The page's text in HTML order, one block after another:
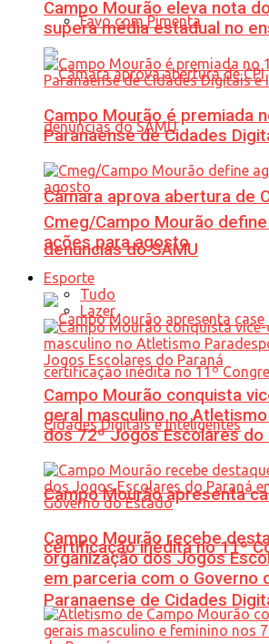
Favo com Pimenta
Câmara aprova abertura de
denúncias do SAMU
Campo Mourão apresenta
certificação inédita no 11º
Paranaense de Cidades
Campo Mourão eleva nota
supera média estadual no
Campo Mourão é premiada
Paranaense de Cidades
Cmeg/Campo Mourão
ações para agosto
Esporte
Tudo
Lazer
Campo Mourão conquista
geral masculino no
dos 72º Jogos Escolares do
Campo Mourão recebe
organização dos Jogos
em parceria com o Governo